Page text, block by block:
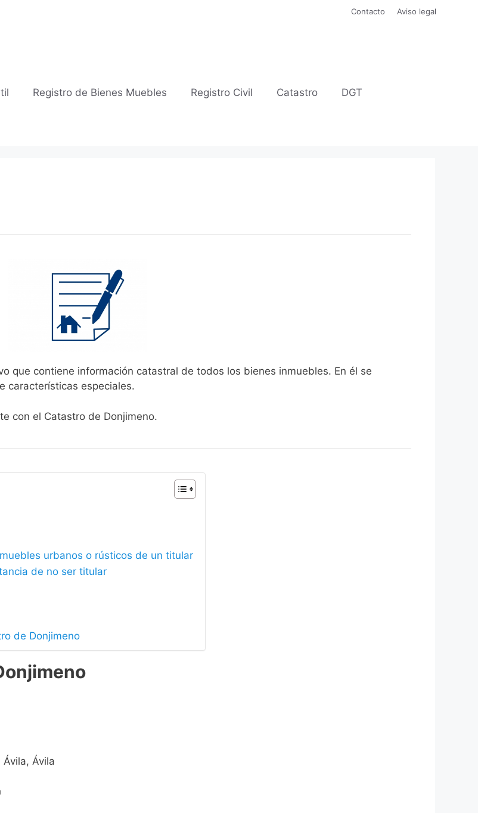
Contacto Aviso legal
Registro de Bienes Muebles Registro Civil Catastro DGT
que contiene información catastral de todos los bienes inmuebles. En él se
características especiales.
con el Catastro de Donjimeno.
urbanos o rústicos de un titular
de no ser titular
de Donjimeno
Ávila